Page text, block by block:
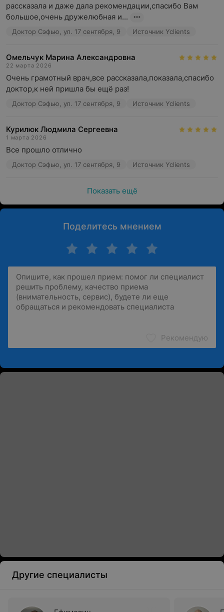
рассказала и даже дала рекомендации,спасибо Вам
большое,очень дружелюбная и...
Доктор Сэфью, ул. 17 сентября, 9 Источник Yclients
Омельчук Марина Александровна
22 марта 2026
Очень грамотный врач,все рассказала,показала,спасибо
доктор,к ней пришла бы ещё раз!
Доктор Сэфью, ул. 17 сентября, 9 Источник Yclients
Курилюк Людмила Сергеевна
1 марта 2026
Все прошло отлично
Доктор Сэфью, ул. 17 сентября, 9 Источник Yclients
Показать ещё
Поделитесь мнением
Рекомендую
Другие специалисты